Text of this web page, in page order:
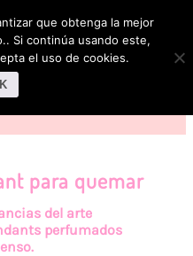
para quemar
del arte
perfumados
que obtenga la mejor
Si continúa usando este,
el uso de cookies.